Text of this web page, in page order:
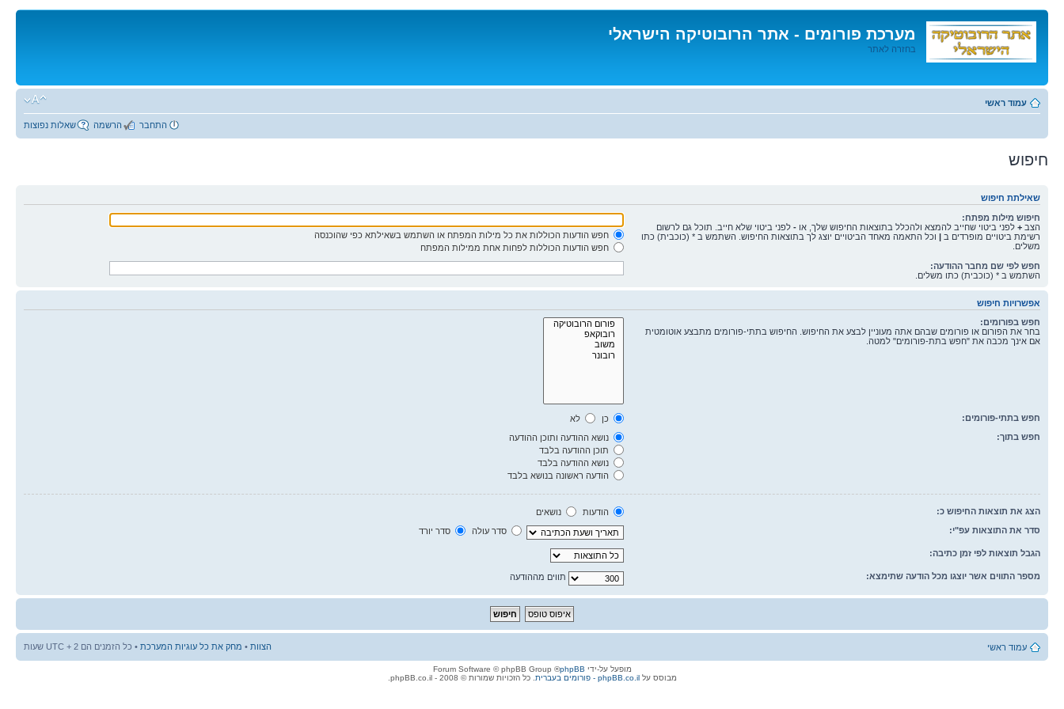
מערכת פורומים - אתר הרובוטיקה הישראלי
בחזרה לאתר
לתוכן
עמוד ראשי
שאלות נפוצות הרשמה התחבר
חיפוש
שאילתת חיפוש
חיפוש מילות מפתח:
הצב + לפני ביטוי שחייב להמצא ולהכלל בתוצאות החיפוש שלך, או - לפני ביטוי שלא חייב. תוכל גם לרשום
רשימת ביטויים מופרדים ב | וכל התאמה מאחד הביטויים יוצג לך בתוצאות החיפוש. השתמש ב * (כוכבית) כתו
משלים.
חפש הודעות הכוללות את כל מילות המפתח או השתמש בשאילתא כפי שהוכנסה
חפש הודעות הכוללות לפחות אחת ממילות המפתח
חפש לפי שם מחבר ההודעה:
השתמש ב * (כוכבית) כתו משלים.
אפשרויות חיפוש
חפש בפורומים:
בחר את הפורום או פורומים שבהם אתה מעוניין לבצע את החיפוש. החיפוש בתתי-פורומים מתבצע אוטומטית
אם אינך מכבה את "חפש בתת-פורומים" למטה.
חפש בתתי-פורומים: כן
לא
חפש בתוך:
נושא ההודעה ותוכן ההודעה
תוכן ההודעה בלבד
נושא ההודעה בלבד
הודעה ראשונה בנושא בלבד
הצג את תוצאות החיפוש כ: הודעות
נושאים
סדר את התוצאות עפ"י:
סדר עולה סדר יורד
הגבל תוצאות לפי זמן כתיבה:
מספר התווים אשר יוצגו מכל הודעה שתימצא: תווים מההודעה
עמוד ראשי הצוות • מחק את כל עוגיות המערכת • כל הזמנים הם UTC + 2 שעות
מופעל על-ידי phpBB
® Forum Software © phpBB Group
מבוסס עלphpBB.co.il - פורומים בעברית . כל הזכויות שמורות © 2008 - phpBB.co.il.